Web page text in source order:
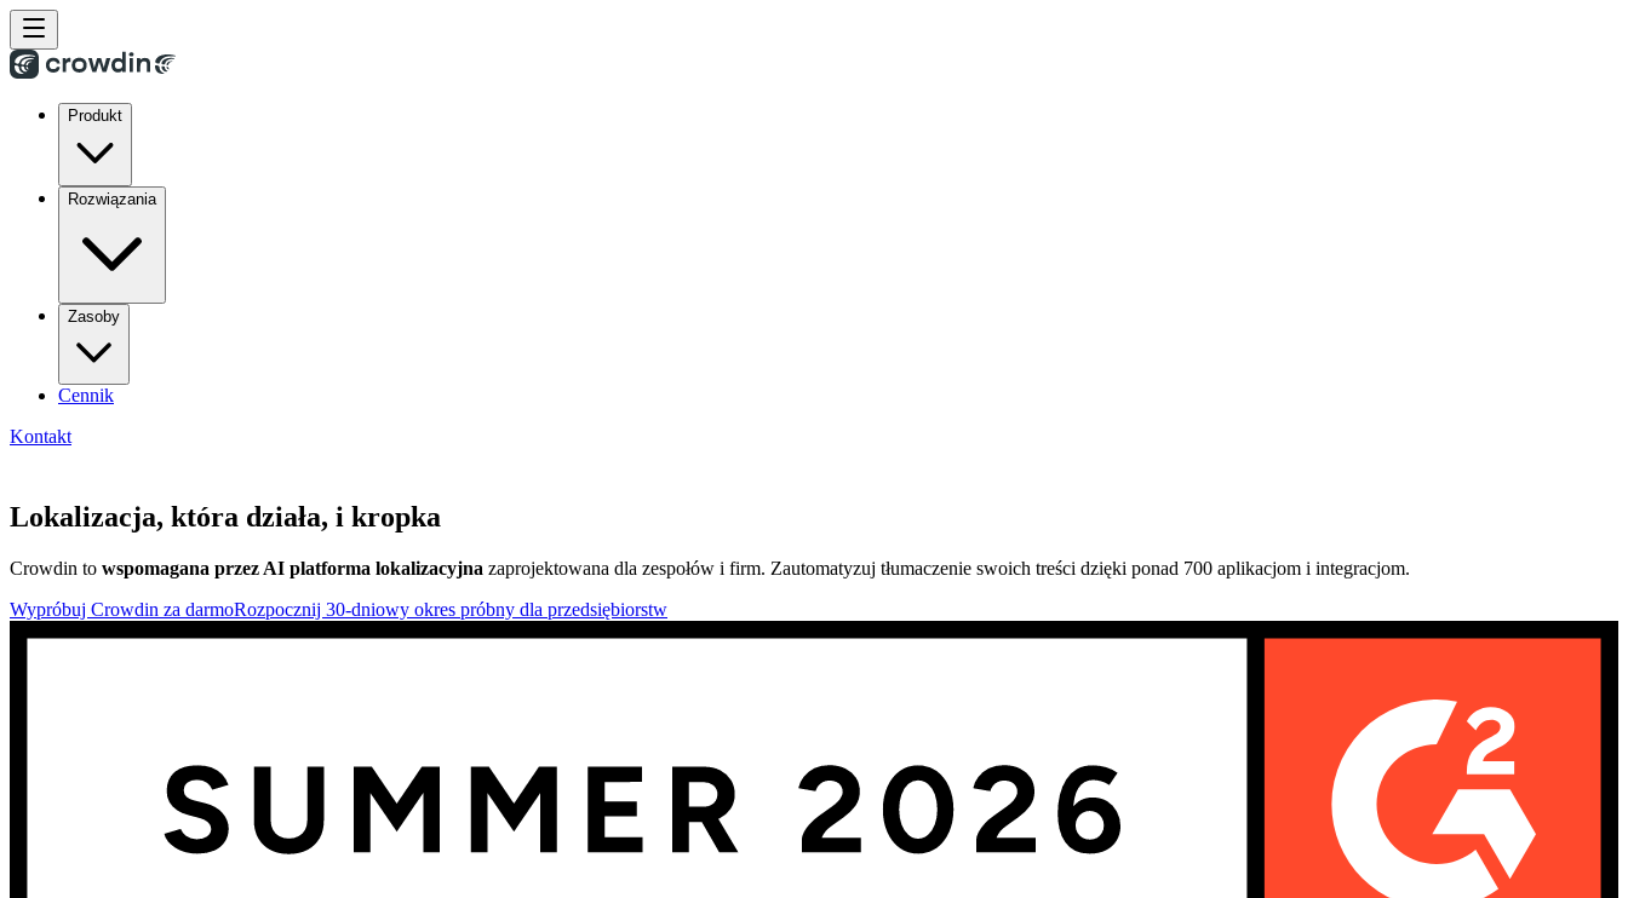
Produkt
Rozwiązania
Zasoby
Cennik
Kontakt
Lokalizacja, która działa, i kropka
Crowdin to wspomagana przez AI platforma lokalizacyjna zaprojektowana dla zespołów i firm. Zautomatyzuj tłumaczenie swoich treści dzięki ponad 700 aplikacjom i integracjom.
Wypróbuj Crowdin za darmoRozpocznij 30-dniowy okres próbny dla przedsiębiorstw